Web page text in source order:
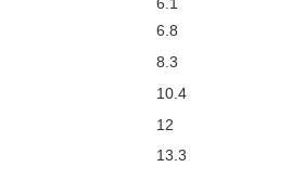
6.8
8.3
10.4
12
13.3